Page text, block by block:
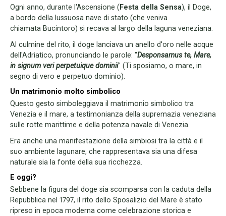
Ogni anno, durante l'Ascensione (Festa della Sensa), il Doge,
a bordo della lussuosa nave di stato (che veniva
chiamata Bucintoro) si recava al largo della laguna veneziana.
Al culmine del rito, il doge lanciava un anello d'oro nelle acque
dell'Adriatico, pronunciando le parole: "Desponsamus te, Mare,
in signum veri perpetuique dominii" (Ti sposiamo, o mare, in
segno di vero e perpetuo dominio).
Un matrimonio molto simbolico
Questo gesto simboleggiava il matrimonio simbolico tra
Venezia e il mare, a testimonianza della supremazia veneziana
sulle rotte marittime e della potenza navale di Venezia.
Era anche una manifestazione della simbiosi tra la città e il
suo ambiente lagunare, che rappresentava sia una difesa
naturale sia la fonte della sua ricchezza.
E oggi?
Sebbene la figura del doge sia scomparsa con la caduta della
Repubblica nel 1797, il rito dello Sposalizio del Mare è stato
ripreso in epoca moderna come celebrazione storica e